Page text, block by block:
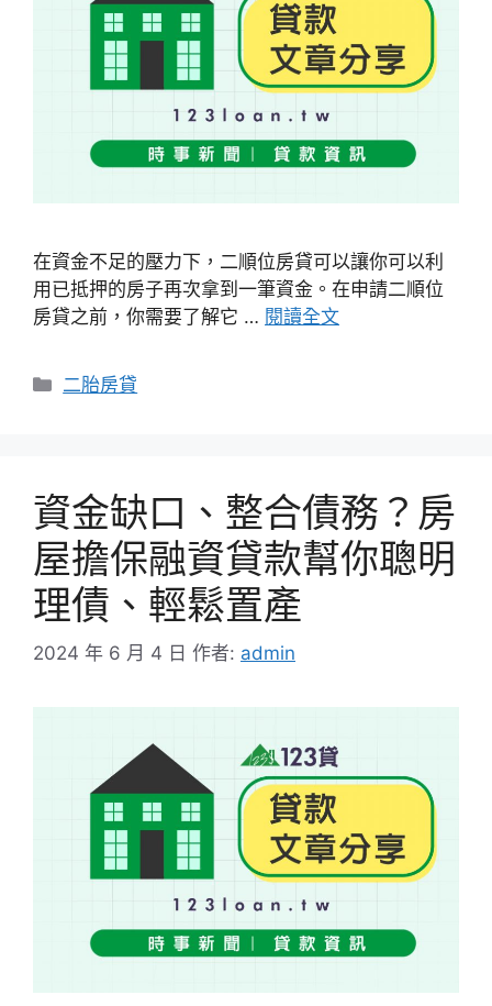
在資金不足的壓力下，二順位房貸可以讓你可以利
用已抵押的房子再次拿到一筆資金。在申請二順位
房貸之前，你需要了解它 … 閱讀全文
分
二胎房貸
資金缺口、整合債務？房
屋擔保融資貸款幫你聰明
理債、輕鬆置產
2024 年 6 月 4 日 作者: admin